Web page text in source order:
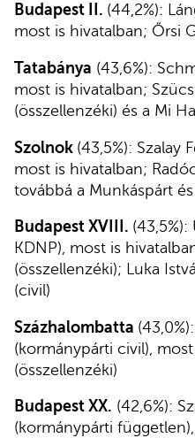
Budapest II. (44,2%):
most is hivatalban; Őrsi
Tatabánya (43,6%):
most is hivatalban;
(összellenzéki) és a Mi
Szolnok (43,5%): Szalay
most is hivatalban;
továbbá a Munkáspárt
Budapest XVIII.
KDNP), most is
(összellenzéki); Luka
(civil)
Százhalombatta
(kormánypárti civil),
(összellenzéki)
Budapest XX. (42,6%):
(kormánypárti